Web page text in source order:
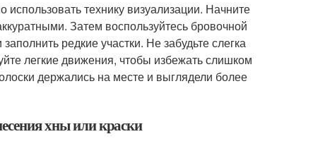
технику визуализации. Начните
Затем воспользуйтесь бровочной
редкие участки. Не забудьте слегка
легкие движения, чтобы избежать слишком
держались на месте и выглядели более
хны или краски